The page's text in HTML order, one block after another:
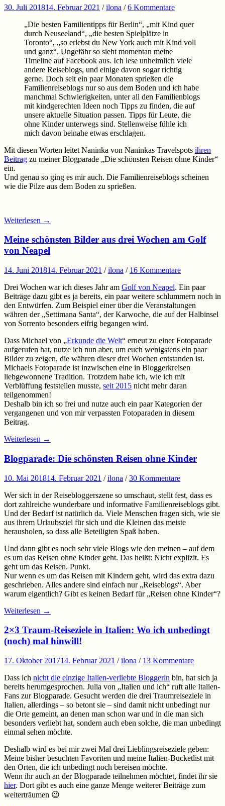
30. Juli 201814. Februar 2021 /ilona /6 Kommentare
„Die besten Familientipps für Berlin“, „mit Kind quer
durch Neuseeland“, „die besten Spielplätze in
Toronto“, „so erlebst du New York auch mit Kind voll
und ganz“. Ungefähr so sieht momentan meine
Timeline auf Facebook aus. Ich lese unheimlich viele
andere Reiseblogs, und einige davon sogar richtig
gerne. Doch seit ein paar Monaten sprießen die
Familienreiseblogs nur so aus dem Boden und ich habe
manchmal Schwierigkeiten, unter all den Familienblogs
mit kindgerechten Ideen noch Tipps zu finden, die auf
unsere aktuelle Situation passen. Tipps für Leute, die
ohne Kinder unterwegs sind. Stellenweise fühle ich
mich davon beinahe etwas erschlagen.
Mit diesen Worten leitet Naninka von Naninkas Travelspots ihren
Beitrag zu meiner Blogparade „Die schönsten Reisen ohne Kinder“
ein.
Und genau so ging es mir auch. Die Familienreiseblogs scheinen
wie die Pilze aus dem Boden zu sprießen.
Weiterlesen →
Meine schönsten Bilder aus drei Wochen am Golf
von Neapel
14. Juni 201814. Februar 2021 /ilona / 16 Kommentare
Drei Wochen war ich dieses Jahr am Golf von Neapel. Ein paar
Beiträge dazu gibt es ja bereits, ein paar weitere schlummern noch in
den Entwürfen. Zum Beispiel einer über die Veranstaltungen
währen der „Settimana Santa“, der Karwoche, die auf der Halbinsel
von Sorrento besonders eifrig begangen wird.
Dass Michael von „Erkunde die Welt“ erneut zu einer Fotoparade
aufgerufen hat, nutze ich nun aber, um euch wenigstens ein paar
Bilder zu zeigen, die währen dieser drei Wochen entstanden ist.
Michaels Fotoparade ist inzwischen eine in Bloggerkreisen
liebgewonnene Tradition. Trotzdem habe ich, wie ich mit
Verblüffung feststellen musste, seit 2015 nicht mehr daran
teilgenommen!
Deshalb bin ich so frei und nutze auch ein paar Kategorien der
vergangenen und von mir verpassten Fotoparaden in diesem
Beitrag.
Weiterlesen →
Blogparade: Die schönsten Reisen ohne Kinder
10. Mai 201814. Februar 2021 /ilona /30 Kommentare
Wer sich in der Reisebloggerszene so umschaut, stellt fest, dass es
dort zahlreiche wunderbare und informative Familienreiseblogs gibt.
Und der Bedarf ist natürlich da. Viele Menschen fragen sich, wie sie
aus ihrem Urlaubsziel für sich und die Kleinen das meiste
herausholen, so dass alle Beteiligten Spaß haben.
Und dann gibt es noch sehr viele Blogs wie den meinen – auf dem
es um das Reisen ohne Kinder geht. Das heißt: Nicht explizit. Es
geht um das Reisen. Punkt.
Nur wenn es um das Reisen mit Kindern geht, wird das extra dazu
geschrieben. Alles andere sind einfach nur „Reiseblogs“. Aber
warum eigentlich? Gibt es keinen Bedarf für „Reisen ohne Kinder“?
Weiterlesen →
2×3 Traum-Reiseziele in Italien: Wo ich unbedingt
(noch) mal hinwill!
17. Oktober 201714. Februar 2021 /ilona / 13 Kommentare
Dass ich nicht die einzige Italien-verliebte Bloggerin bin, hat sich ja
bereits herumgesprochen. Julia von „Italien und ich“ ruft alle Italien-
Fans zur Blogparade. Gesucht werden die drei Traumreiseziele in
Italien, allerdings – so betont sie – sind damit nicht unbedingt nur
die Orte gemeint, an denen man schon war und in die man sich
besonders verliebt hat, sondern auch eben solche, die man unbedingt
einmal sehen möchte.
Deshalb wird es bei mir zwei Mal drei Lieblingsreiseziele geben:
Meine bisher besuchten Favoriten und meine Italien-Bucketlist mit
den Orten, die ich unbedingt noch bereisen möchte.
Wenn ihr auch an der Blogparade teilnehmen möchtet, findet ihr sie
hier. Dort gibt es auch eine ganze Menge weiterer Beiträge zum
weiterträumen 😉